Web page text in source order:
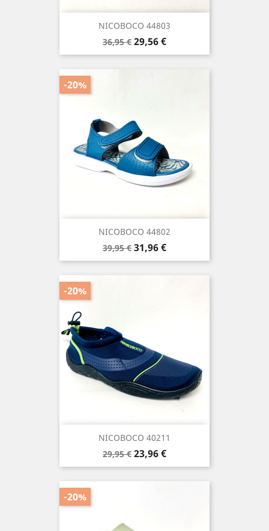
NICOBOCO 44803
Precio
base
36,95 € Precio
29,56 €
NICOBOCO 44802
Precio
base
39,95 € Precio
31,96 €
-20%
NICOBOCO 40211
Precio
base
29,95 € Precio
23,96 €
-20%
-20%